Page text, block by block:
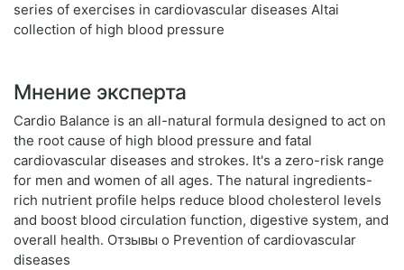
series of exercises in cardiovascular diseases Altai
collection of high blood pressure
Мнение эксперта
Cardio Balance is an all-natural formula designed to act on
the root cause of high blood pressure and fatal
cardiovascular diseases and strokes. It's a zero-risk range
for men and women of all ages. The natural ingredients-
rich nutrient profile helps reduce blood cholesterol levels
and boost blood circulation function, digestive system, and
overall health. Отзывы о Prevention of cardiovascular
diseases